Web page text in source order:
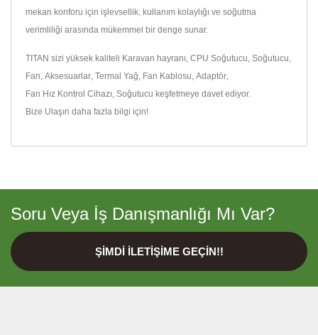
mekan konforu için işlevsellik, kullanım kolaylığı ve soğutma
verimliliği arasında mükemmel bir denge sunar.
TITAN sizi yüksek kaliteli Karavan hayranı CPU Soğutucu Soğutucu
Fan Aksesuarlar Termal Yağ Fan Kablosu Adaptör
Fan Hız Kontrol Cihazı Soğutucu keşfetmeye davet ediyor.
Bize Ulaşın daha fazla bilgi için!
Soru Veya İş Danışmanlığı Mı Var?
ŞIMDI İLETIŞIME GEÇIN!!